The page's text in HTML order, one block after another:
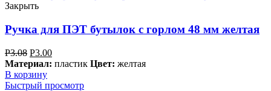
Закрыть
Ручка для ПЭТ бутылок с горлом 48 мм желтая
Р3.08 Р3.00
Материал: пластик Цвет: желтая
В корзину
Быстрый просмотр